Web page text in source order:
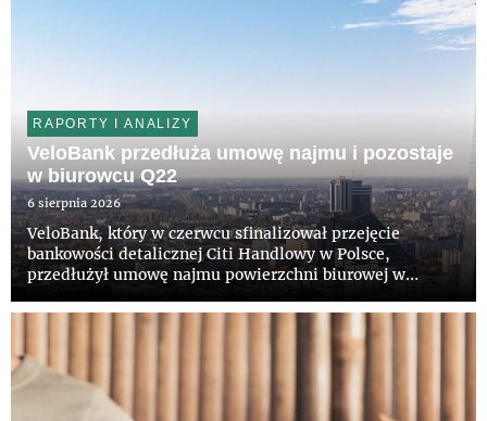
RAPORTY I ANALIZY
VeloBank przedłuża umowę najmu i pozostaje
w biurowcu Q22
6 sierpnia 2026
VeloBank, który w czerwcu sfinalizował przejęcie
bankowości detalicznej Citi Handlowy w Polsce,
przedłużył umowę najmu powierzchni biurowej w
prestiżowym budynku na kolejne lata. Właścicielowi